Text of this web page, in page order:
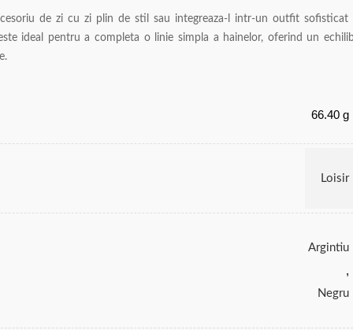
de zi cu zi plin de stil sau integreaza-l intr-un outfit sofisticat
ideal pentru a completa o linie simpla a hainelor, oferind un
66.40 g
Loisir
Argintiu
,
Negru